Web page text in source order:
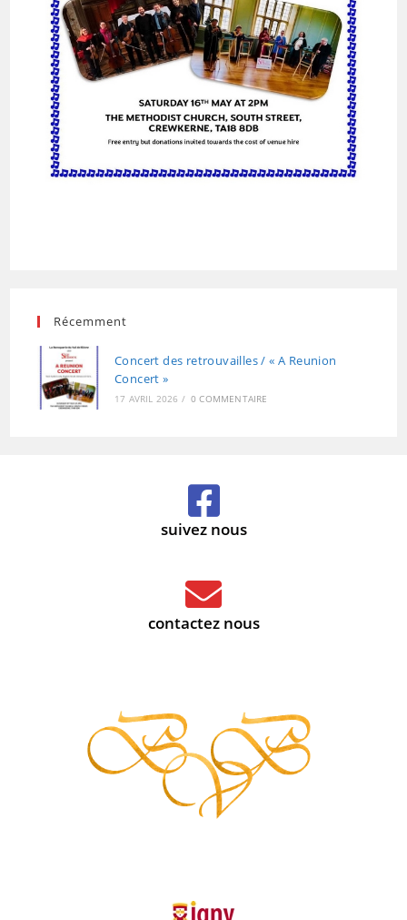
Récemment
Concert des retrouvailles / « A Reunion
Concert »
17 AVRIL 2026 / 0 COMMENTAIRE
suivez nous
contactez nous